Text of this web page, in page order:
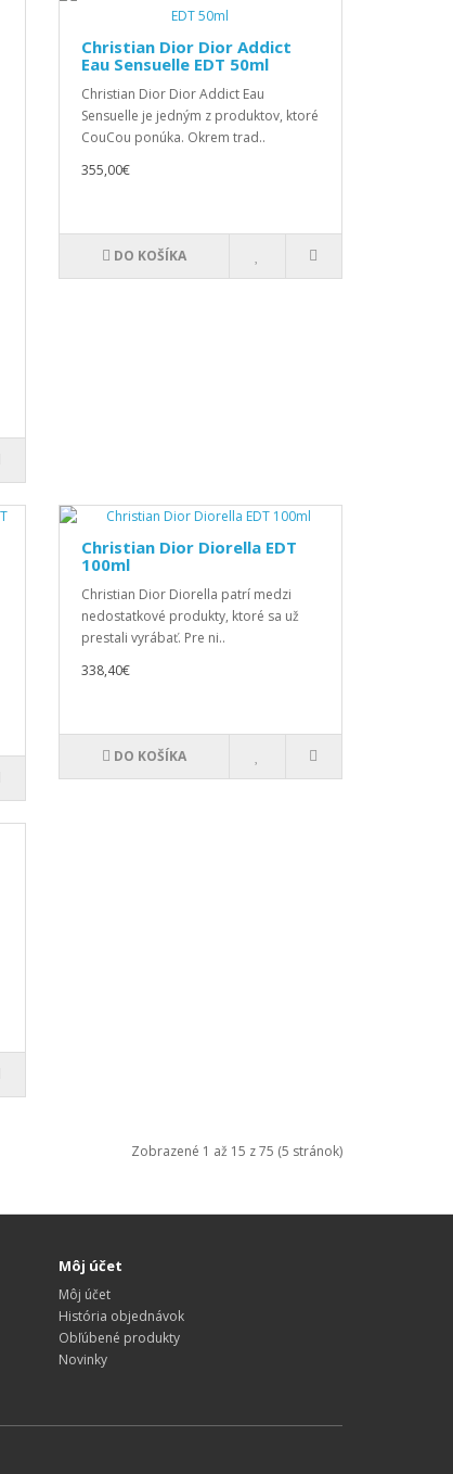
Christian Dior Dior Addict
Eau Sensuelle EDT 50ml
Christian Dior Dior Addict Eau
Sensuelle je jedným z produktov, ktoré
CouCou ponúka. Okrem trad..
355,00€
DO KOŠÍKA
Christian Dior Diorella EDT
100ml
Christian Dior Diorella patrí medzi
nedostatkové produkty, ktoré sa už
prestali vyrábať. Pre ni..
338,40€
DO KOŠÍKA
Zobrazené 1 až 15 z 75 (5 stránok)
Môj účet
Môj účet
História objednávok
Obľúbené produkty
Novinky